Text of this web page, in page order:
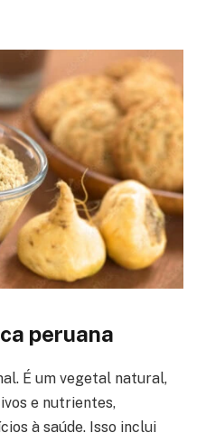
peruana
É um vegetal natural,
e nutrientes,
à saúde. Isso inclui